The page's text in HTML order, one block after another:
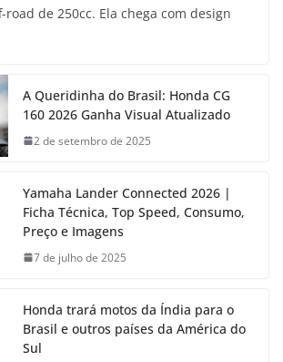
de 250cc. Ela chega com design
A Queridinha do Brasil: Honda CG
160 2026 Ganha Visual Atualizado
2 de setembro de 2025
Yamaha Lander Connected 2026 |
Ficha Técnica, Top Speed, Consumo,
Preço e Imagens
7 de julho de 2025
Honda trará motos da Índia para o
Brasil e outros países da América do
Sul